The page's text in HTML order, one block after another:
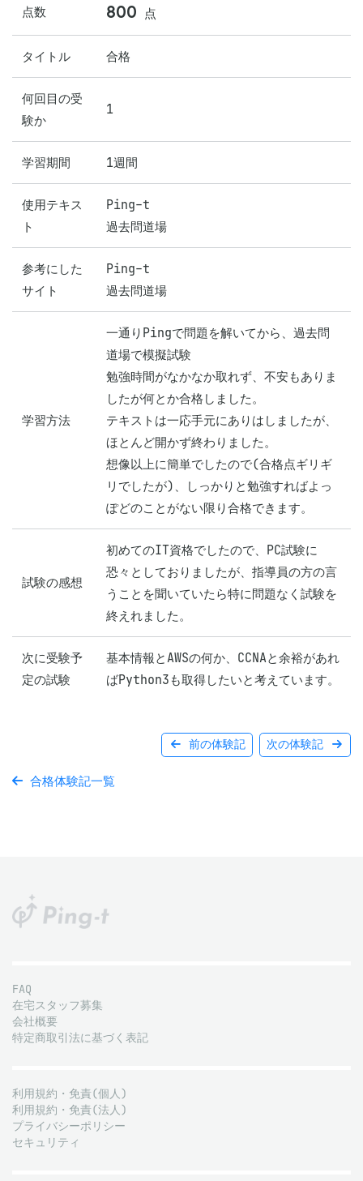
点数 800 点
タイトル 合格
何回目の受
験か
1
学習期間 1週間
使用テキス
ト
Ping-t
過去問道場
参考にした
サイト
Ping-t
過去問道場
学習方法
一通りPingで問題を解いてから、過去問
道場で模擬試験
勉強時間がなかなか取れず、不安もありま
したが何とか合格しました。
テキストは一応手元にありはしましたが、
ほとんど開かず終わりました。
想像以上に簡単でしたので(合格点ギリギ
リでしたが)、しっかりと勉強すればよっ
ぽどのことがない限り合格できます。
試験の感想
初めてのIT資格でしたので、PC試験に
恐々としておりましたが、指導員の方の言
うことを聞いていたら特に問題なく試験を
次に受験予
定の試験
基本情報とAWSの何か、CCNAと余裕があれ
ばPython3も取得したいと考えています。
前の体験記 次の体験記
合格体験記一覧
FAQ
在宅スタッフ募集
会社概要
特定商取引法に基づく表記
利用規約・免責(個人)
利用規約・免責(法人)
プライバシーポリシー
セキュリティ